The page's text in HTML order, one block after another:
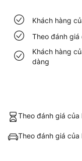
Khách hàng
Theo đánh
Khách hàng
dàng
Theo đánh giá
Theo đánh giá